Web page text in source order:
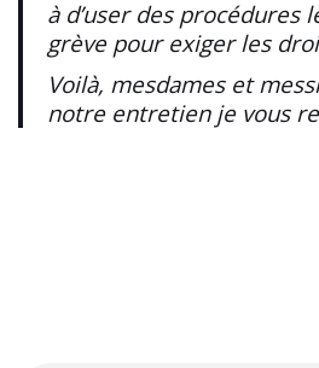
à d’user des procédures
grève pour exiger les
Voilà, mesdames et
notre entretien je vous